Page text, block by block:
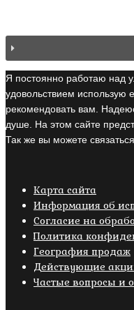
Я постоянно работаю над
удовольствием использую
рекомендовать вам.
душе. На этом сайте
Так же вы можете
Карта сайта
Информация об
Cогласие на
Политика
География продаж
Действующие
Частые вопросы и